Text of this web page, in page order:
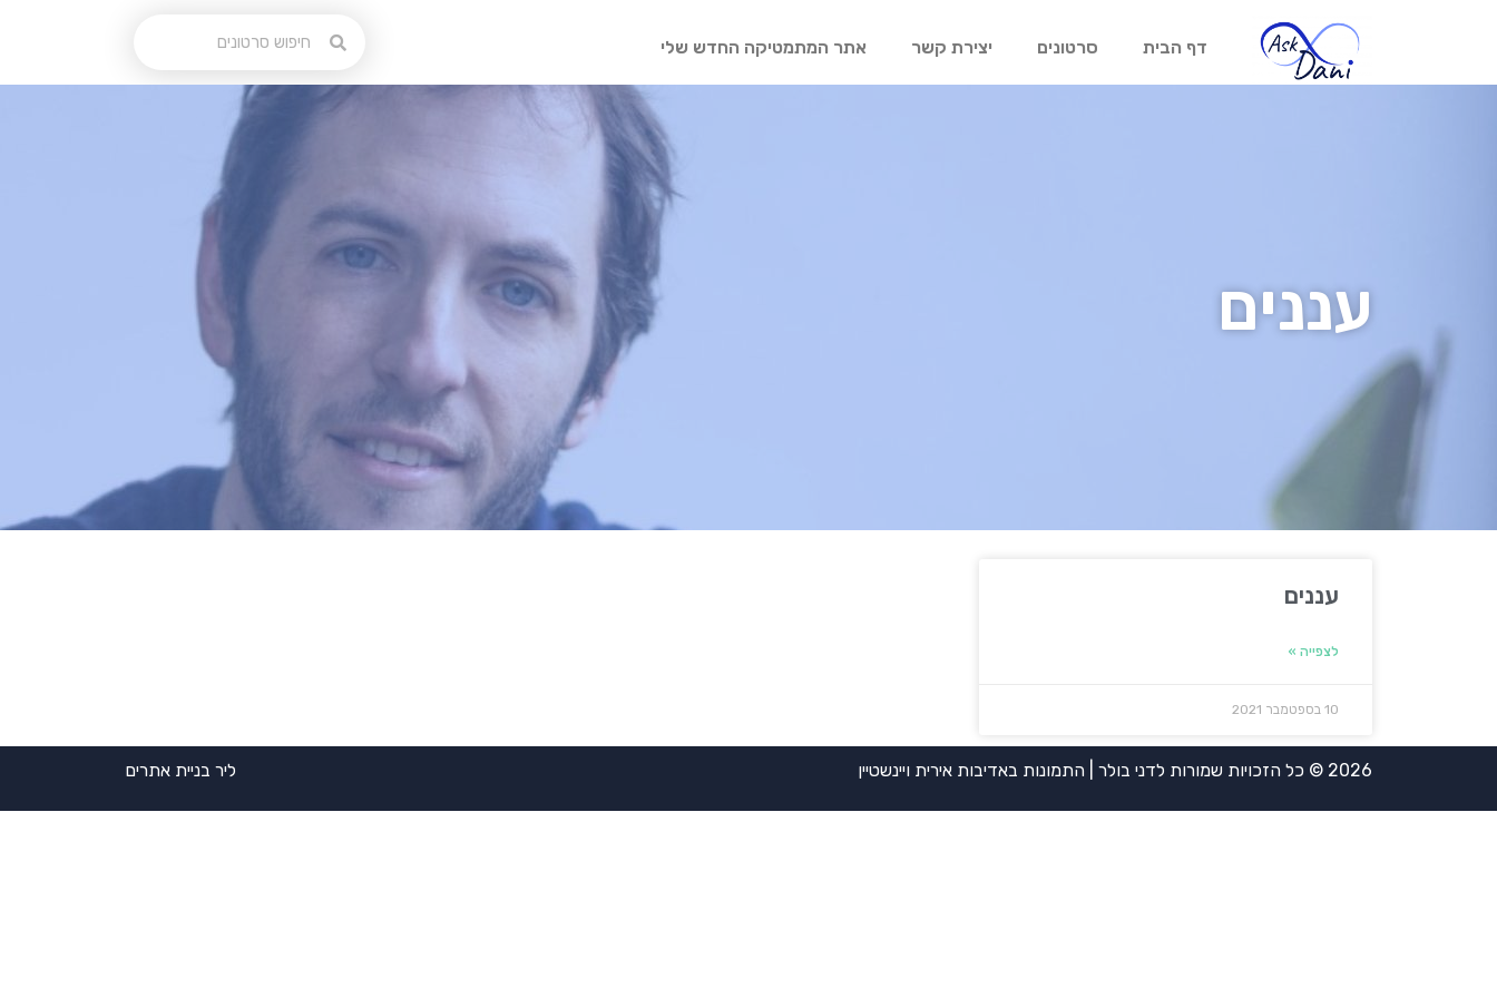
דף הבית סרטונים יצירת קשר אתר המתמטיקה החדש שלי
עננים
עננים
לצפייה »
10 בספטמבר 2021
2026 © כל הזכויות שמורות לדני בולר | התמונות באדיבות אירית ויינשטיין ליר בניית אתרים